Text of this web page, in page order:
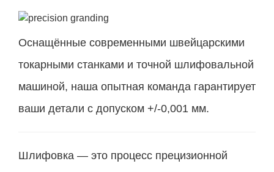
Оснащённые современными швейцарскими
токарными станками и точной шлифовальной
машиной, наша опытная команда гарантирует
ваши детали с допуском +/-0,001 мм.
Шлифовка — это процесс прецизионной